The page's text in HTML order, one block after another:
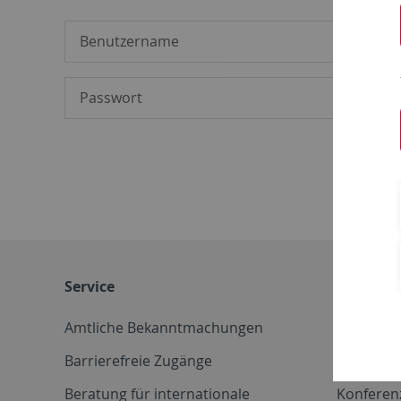
Service
Amtliche Bekanntmachungen
Barrierefreie Zugänge
Beratung für internationale